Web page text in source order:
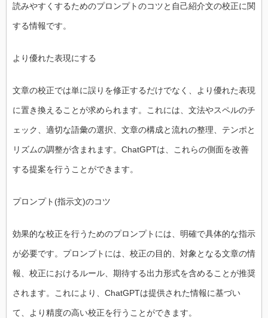
読みやすくするためのプロンプトのコツと自己紹介文の校正に関
する情報です。
より優れた表現にする
文章の校正では単に誤りを修正するだけでなく、より優れた表現
に置き換えることが求められます。これには、文法やスペルのチ
ェック、適切な語彙の選択、文章の構成と流れの整理、テンポと
リズムの調整が含まれます。ChatGPTは、これらの側面を改善
する提案を行うことができます。
プロンプト(指示文)のコツ
効果的な校正を行うためのプロンプトには、明確で具体的な指示
が必要です。プロンプトには、校正の目的、対象となる文章の情
報、校正におけるルール、期待する出力形式を含めることが推奨
されます。これにより、ChatGPTは提供された情報に基づい
て、より精度の高い校正を行うことができます。